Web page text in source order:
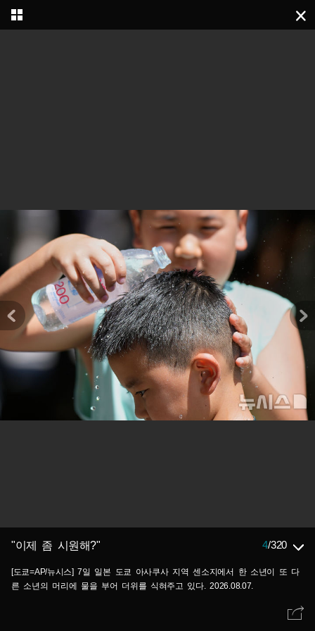
"이제 좀 시원해?" 4/320
[도쿄=AP/뉴시스] 7일 일본 도쿄 아사쿠사 지역 센소지에서 한 소년이 또 다
른 소년의 머리에 물을 부어 더위를 식혀주고 있다. 2026.08.07.